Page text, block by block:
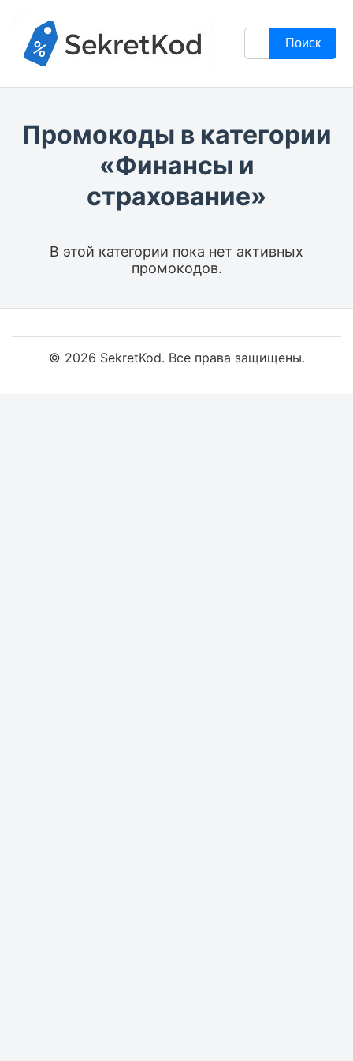
Поиск
Промокоды в категории
«Финансы и
страхование»
В этой категории пока нет активных
промокодов.
© 2026 SekretKod. Все права защищены.